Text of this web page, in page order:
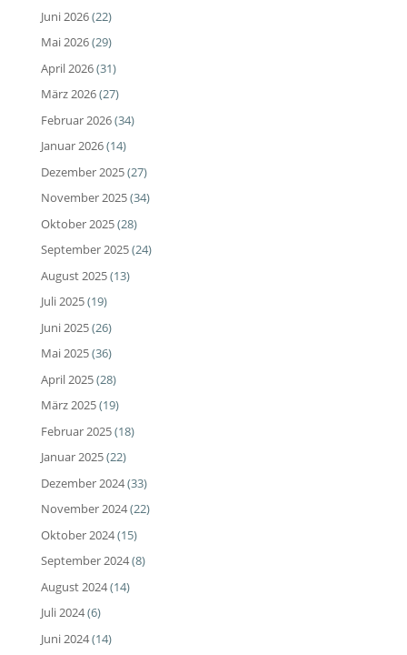
Juni 2026(22)
Mai 2026(29)
April 2026(31)
März 2026(27)
Februar 2026(34)
Januar 2026(14)
Dezember 2025(27)
November 2025(34)
Oktober 2025(28)
September 2025(24)
August 2025(13)
Juli 2025(19)
Juni 2025(26)
Mai 2025(36)
April 2025(28)
März 2025(19)
Februar 2025(18)
Januar 2025(22)
Dezember 2024(33)
November 2024(22)
Oktober 2024(15)
September 2024(8)
August 2024(14)
Juli 2024(6)
Juni 2024(14)